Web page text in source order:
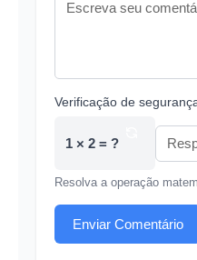
Verificação de
1 × 2 = ?
Resolva a operação
Enviar Comentário